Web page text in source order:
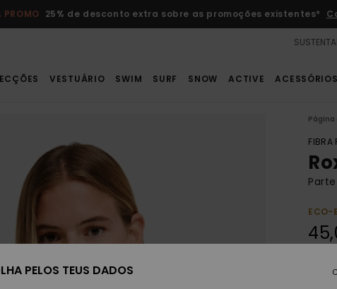
PROMO 25% de desconto extra sobre as promoções existentes*
VESTUÁRIO SWIM SURF SNOW ACTIVE ACESSÓRIOS
Página
FIBRA
ECO-
PELOS TEUS DADOS